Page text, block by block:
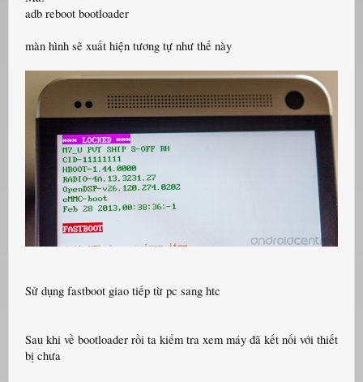
adb reboot bootloader
màn hình sẽ xuất hiện tương tự như thế này
Sử dụng fastboot giao tiếp từ pc sang htc
Sau khi về bootloader rồi ta kiểm tra xem máy đã kết nối với thiết
bị chưa